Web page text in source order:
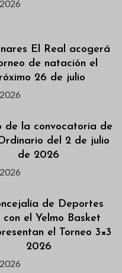
El Real acogerá
de natación el
26 de julio
de la convocatoria de
del 2 de julio
de 2026
de Deportes
con el Yelmo Basket
el Torneo 3×3
2026